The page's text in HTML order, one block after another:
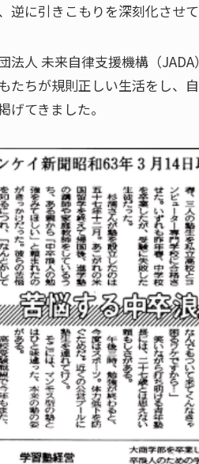
逆に引きこもりを深刻化させ
法人 未来自律支援機構（
もたちが規則正しい生活をし
げてきました。